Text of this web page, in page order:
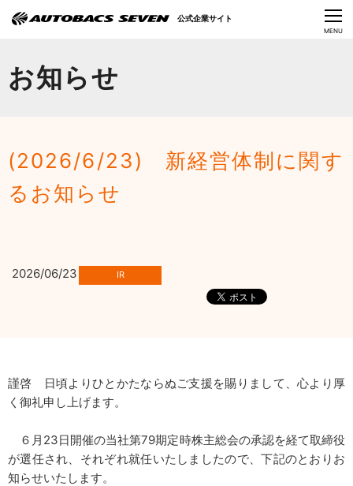
CLOSE
MENU
お知らせ
(2026/6/23) 新経営体制に関す
るお知らせ
2026/06/23
謹啓 日頃よりひとかたならぬご支援を賜りまして、心より厚
く御礼申し上げます。
６月23日開催の当社第79期定時株主総会の承認を経て取締役
が選任され、それぞれ就任いたしましたので、下記のとおりお
知らせいたします。
公式企業サイト
サステナビリティ
Language